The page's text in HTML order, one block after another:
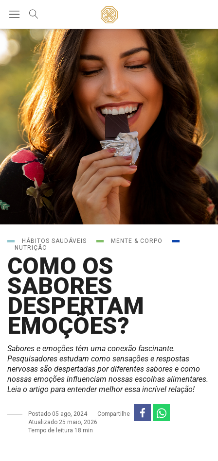
HÁBITOS SAUDÁVEIS
MENTE & CORPO
NUTRIÇÃO
COMO OS
SABORES
DESPERTAM
EMOÇÕES?
Sabores e emoções têm uma conexão fascinante.
Pesquisadores estudam como sensações e respostas
nervosas são despertadas por diferentes sabores e como
nossas emoções influenciam nossas escolhas alimentares.
Leia o artigo para entender melhor essa incrível relação!
Postado 05 ago, 2024
Atualizado 25 maio, 2026
Tempo de leitura 18 min
Compartilhe